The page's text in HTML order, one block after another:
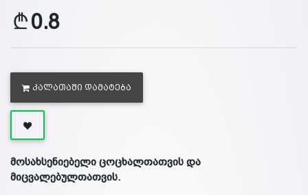
0.8
ᲙᲐᲚᲐᲗᲐᲨᲘ ᲓᲐᲛᲐᲢᲔᲑᲐ
მოსახსენიებელი ცოცხალთათვის და
მიცვალებულთათვის.